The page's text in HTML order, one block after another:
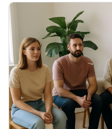
בשטח - ריכוז
- מעקב וניהול
סיומי העסקה
ושכר ככל שיידרש על